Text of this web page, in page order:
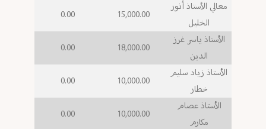
معالي الأستاذ أنور
الخليل
15,000.00
0.00
الأستاذ ياسر غرز
الدين
18,000.00
0.00
الأستاذ زياد سليم
خطار
10,000.00
0.00
الأستاذ عصام
مكارم
10,000.00
0.00